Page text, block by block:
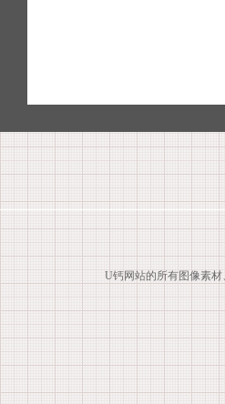
U钙网站的所有图像素